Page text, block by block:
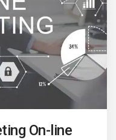
On-line